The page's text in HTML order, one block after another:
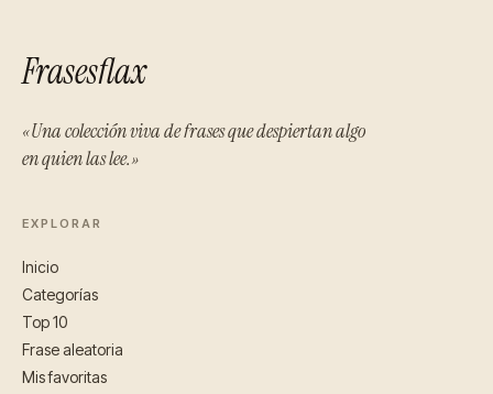
Frasesflax
«Una colección viva de frases que despiertan algo
en quien las lee.»
EXPLORAR
Inicio
Categorías
Top 10
Frase aleatoria
Mis favoritas